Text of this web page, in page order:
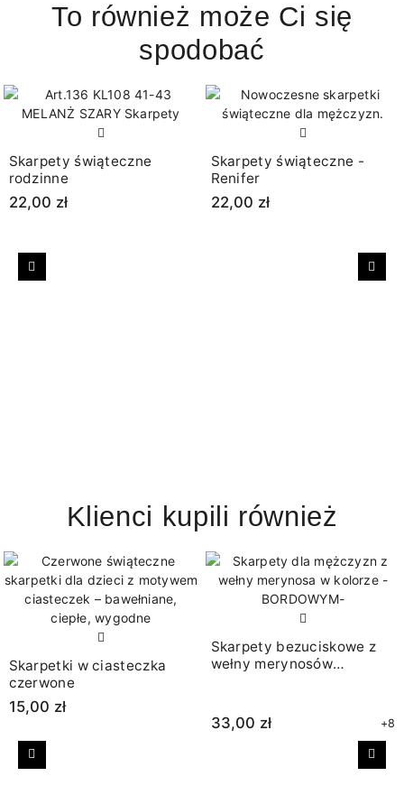
To również może Ci się
spodobać
Skarpety świąteczne
rodzinne
22,00 zł
Skarpety świąteczne -
Renifer
22,00 zł
Poprzedni
Klienci kupili również
Skarpetki w ciasteczka
czerwone
15,00 zł
Skarpety bezuciskowe z
wełny merynosów
33,00 zł +8
Poprzedni